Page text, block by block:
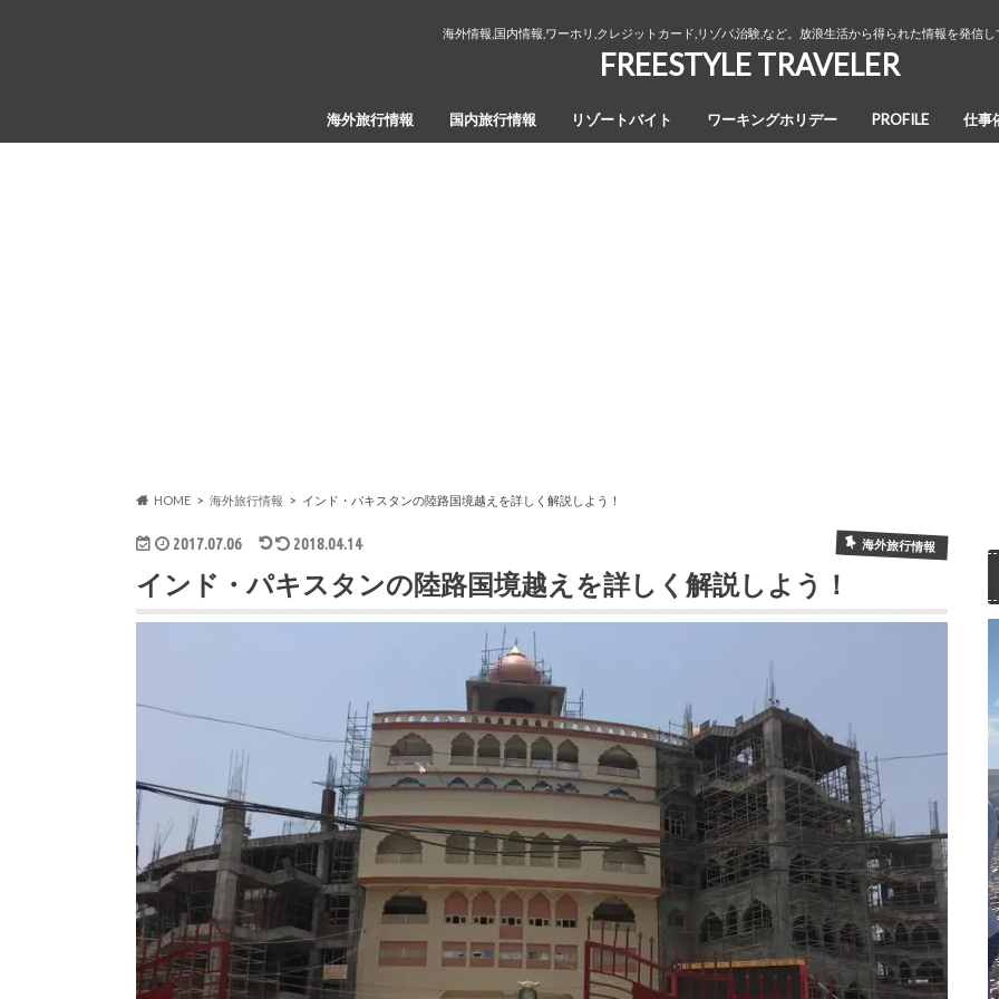
海外情報,国内情報,ワーホリ,クレジットカード,リゾバ,治験,など。放浪生活から得られた情報を発信
FREESTYLE TRAVELER
海外旅行情報 国内旅行情報 リゾートバイト ワーキングホリデー PROFILE 仕事
HOME 海外旅行情報 インド・パキスタンの陸路国境越えを詳しく解説しよう！
2017.07.06 2018.04.14 海外旅行情報
インド・パキスタンの陸路国境越えを詳しく解説しよう！